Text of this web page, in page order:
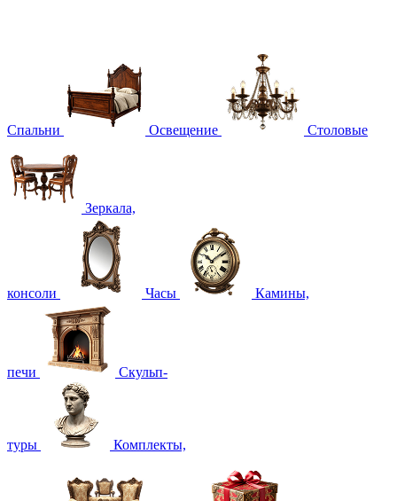
Спальни Освещение Столовые
Зеркала,
консоли Часы Камины,
печи Скульп-
туры Комплекты,